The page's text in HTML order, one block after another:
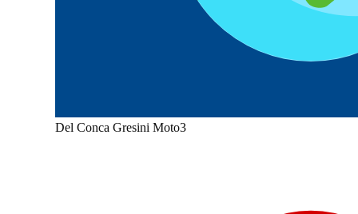
Del Conca Gresini Moto3